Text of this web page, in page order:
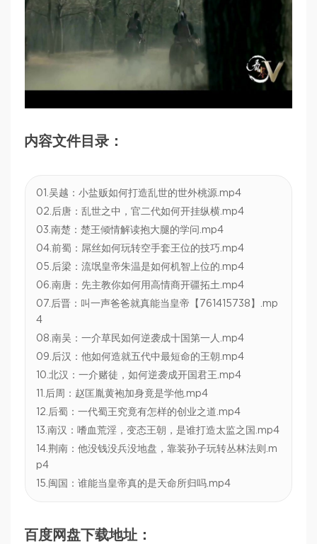
内容文件目录：
01.吴越：小盐贩如何打造乱世的世外桃源.mp4
02.后唐：乱世之中，官二代如何开挂纵横.mp4
03.南楚：楚王倾情解读抱大腿的学问.mp4
04.前蜀：屌丝如何玩转空手套王位的技巧.mp4
05.后梁：流氓皇帝朱温是如何机智上位的.mp4
06.南唐：先主教你如何用高情商开疆拓土.mp4
07.后晋：叫一声爸爸就真能当皇帝【761415738】.mp
4
08.南吴：一介草民如何逆袭成十国第一人.mp4
09.后汉：他如何造就五代中最短命的王朝.mp4
10.北汉：一介赌徒，如何逆袭成开国君王.mp4
11.后周：赵匡胤黄袍加身竟是学他.mp4
12.后蜀：一代蜀王究竟有怎样的创业之道.mp4
13.南汉：嗜血荒淫，变态王朝，是谁打造太监之国.mp4
14.荆南：他没钱没兵没地盘，靠装孙子玩转丛林法则.m
p4
15.闽国：谁能当皇帝真的是天命所归吗.mp4
百度网盘下载地址：